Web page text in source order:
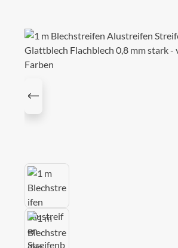
Bildergalerie überspringen